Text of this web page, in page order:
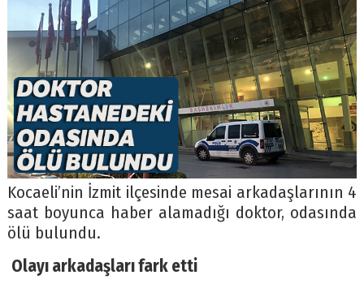
Kocaeli’nin İzmit ilçesinde mesai arkadaşlarının 4
saat boyunca haber alamadığı doktor, odasında
ölü bulundu.
Olayı arkadaşları fark etti